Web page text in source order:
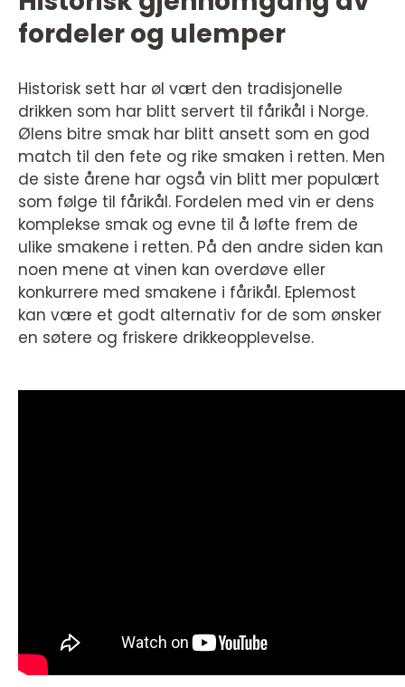
fordeler og ulemper
Historisk sett har øl vært den tradisjonelle
drikken som har blitt servert til fårikål i Norge.
Ølens bitre smak har blitt ansett som en god
match til den fete og rike smaken i retten. Men
de siste årene har også vin blitt mer populært
som følge til fårikål. Fordelen med vin er dens
komplekse smak og evne til å løfte frem de
ulike smakene i retten. På den andre siden kan
noen mene at vinen kan overdøve eller
konkurrere med smakene i fårikål. Eplemost
kan være et godt alternativ for de som ønsker
en søtere og friskere drikkeopplevelse.